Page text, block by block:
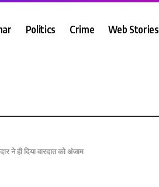
Politics Crime Web Stories
ने ही दिया वारदात को अंजाम